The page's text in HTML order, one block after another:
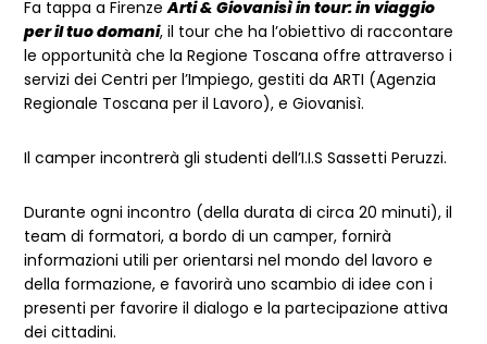
Fa tappa a FirenzeArti & Giovanisì in tour: in viaggio
per il tuo domani, il tour che ha l’obiettivo di raccontare
le opportunità che la Regione Toscana offre attraverso i
servizi dei Centri per l’Impiego, gestiti da ARTI (Agenzia
Regionale Toscana per il Lavoro), e Giovanisì.
Il camper incontrerà gli studenti dell’I.I.S Sassetti Peruzzi.
Durante ogni incontro (della durata di circa 20 minuti), il
team di formatori, a bordo di un camper, fornirà
informazioni utili per orientarsi nel mondo del lavoro e
della formazione, e favorirà uno scambio di idee con i
presenti per favorire il dialogo e la partecipazione attiva
dei cittadini.